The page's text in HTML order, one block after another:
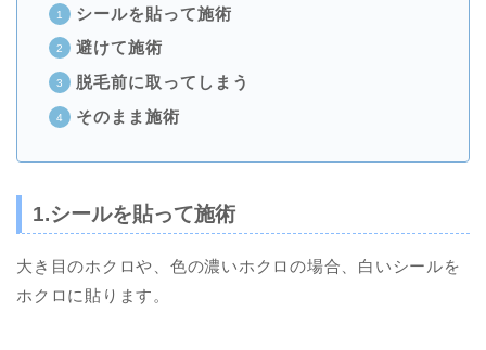
シールを貼って施術
避けて施術
脱毛前に取ってしまう
そのまま施術
1.シールを貼って施術
大き目のホクロや、色の濃いホクロの場合、白いシールを
ホクロに貼ります。